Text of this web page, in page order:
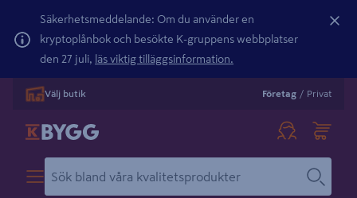
Säkerhetsmeddelande: Om du använder en
kryptoplånbok och besökte K-gruppens webbplatser
den 27 juli, läs viktig tilläggsinformation.
Välj butik Företag / Privat